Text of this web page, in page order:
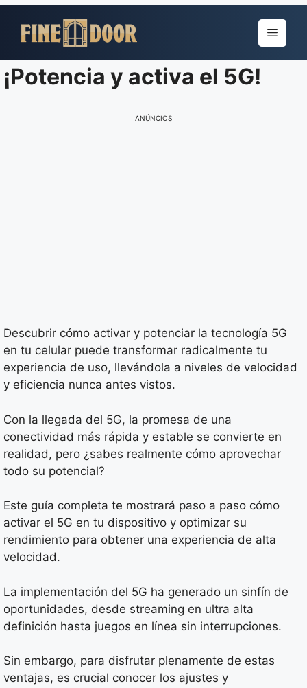
para
conteúdo
Menu
¡Potencia y activa el 5G!
ANÚNCIOS
Descubrir cómo activar y potenciar la tecnología 5G
en tu celular puede transformar radicalmente tu
experiencia de uso, llevándola a niveles de velocidad
y eficiencia nunca antes vistos.
Con la llegada del 5G, la promesa de una
conectividad más rápida y estable se convierte en
realidad, pero ¿sabes realmente cómo aprovechar
todo su potencial?
Este guía completa te mostrará paso a paso cómo
activar el 5G en tu dispositivo y optimizar su
rendimiento para obtener una experiencia de alta
velocidad.
La implementación del 5G ha generado un sinfín de
oportunidades, desde streaming en ultra alta
definición hasta juegos en línea sin interrupciones.
Sin embargo, para disfrutar plenamente de estas
ventajas, es crucial conocer los ajustes y